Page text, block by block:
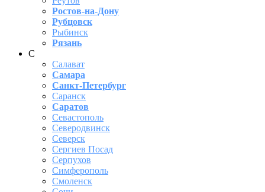
Ростов-на-Дону
Рубцовск
Рыбинск
Рязань
С
Салават
Самара
Санкт-Петербург
Саранск
Саратов
Севастополь
Северодвинск
Северск
Сергиев Посад
Серпухов
Симферополь
Смоленск